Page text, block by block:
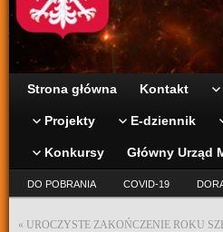
Strona główna Kontakt
Projekty E-dziennik
Konkursy Główny Urząd
DO POBRANIA COVID-19
« UROCZYSTE ZAKOŃCZENIE ROKU